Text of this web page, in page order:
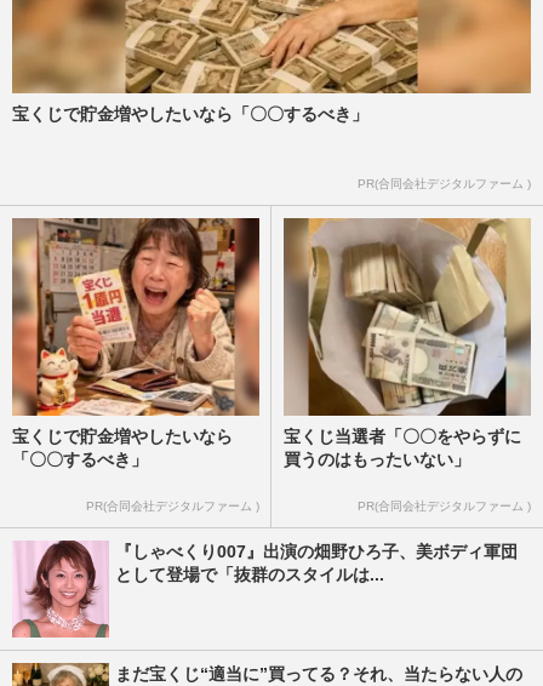
宝くじで貯金増やしたいなら「〇〇するべき」
PR(合同会社デジタルファーム )
宝くじで貯金増やしたいなら
「〇〇するべき」
PR(合同会社デジタルファーム )
宝くじ当選者「〇〇をやらずに
買うのはもったいない」
PR(合同会社デジタルファーム )
『しゃべくり007』出演の畑野ひろ子、美ボディ軍団
として登場で「抜群のスタイルは...
まだ宝くじ“適当に”買ってる？それ、当たらない人の